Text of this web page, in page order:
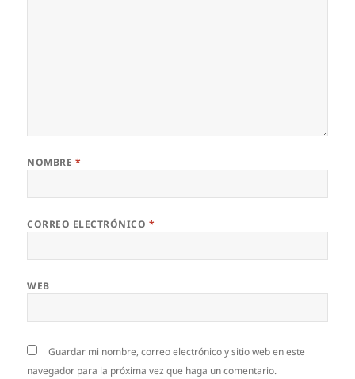
NOMBRE *
CORREO ELECTRÓNICO *
WEB
Guardar mi nombre, correo electrónico y sitio web en este
navegador para la próxima vez que haga un comentario.